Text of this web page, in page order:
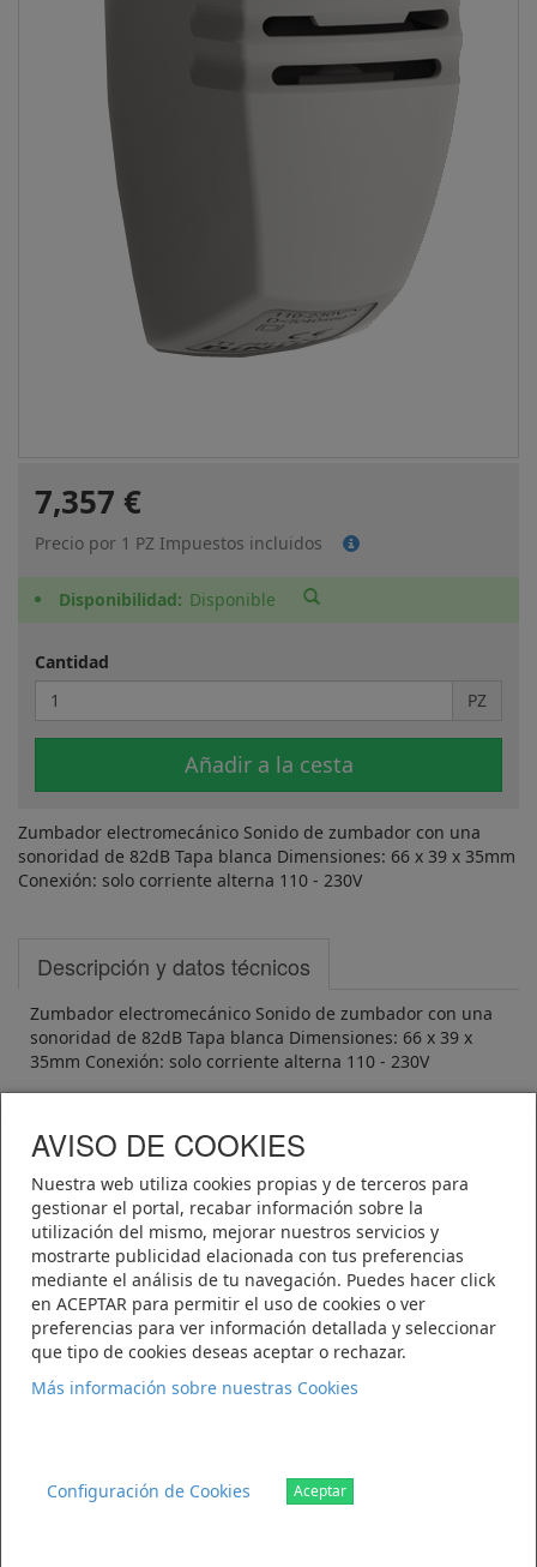
7,357 €
Precio por 1 PZ Impuestos incluidos
Disponibilidad Disponible
Cantidad
PZ
Añadir a la cesta
Zumbador electromecánico Sonido de zumbador con una
sonoridad de 82dB Tapa blanca Dimensiones: 66 x 39 x 35mm
Conexión: solo corriente alterna 110 - 230V
Descripción y datos técnicos
Zumbador electromecánico Sonido de zumbador con una
sonoridad de 82dB Tapa blanca Dimensiones: 66 x 39 x
35mm Conexión: solo corriente alterna 110 - 230V
Telematel eCommerce v14.3.38 © 2026
Telematel S.L.
Polígono Industrial El Roble
C/Einstein, paracela 14-16
02600 Villarrobledo (Albacete)
Teléfono: 967 14 16 45
AVISO DE COOKIES
Nuestra web utiliza cookies propias y de terceros para
gestionar el portal, recabar información sobre la
utilización del mismo, mejorar nuestros servicios y
mostrarte publicidad elacionada con tus preferencias
mediante el análisis de tu navegación. Puedes hacer click
en ACEPTAR para permitir el uso de cookies o ver
preferencias para ver información detallada y seleccionar
que tipo de cookies deseas aceptar o rechazar.
Más información sobre nuestras Cookies
Configuración de Cookies Aceptar